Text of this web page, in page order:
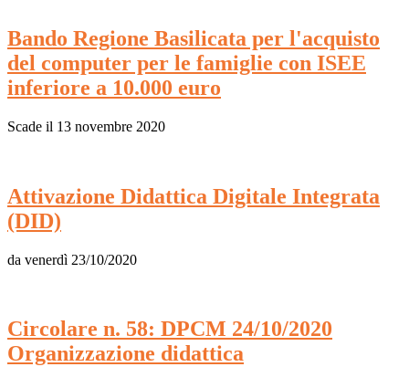
Bando Regione Basilicata per l'acquisto
del computer per le famiglie con ISEE
inferiore a 10.000 euro
Scade il 13 novembre 2020
Attivazione Didattica Digitale Integrata
(DID)
da venerdì 23/10/2020
Circolare n. 58: DPCM 24/10/2020
Organizzazione didattica